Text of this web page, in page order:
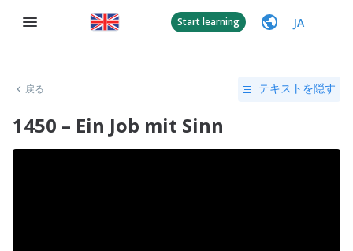
Start learning JA
戻る テキストを隠す
1450 – Ein Job mit Sinn